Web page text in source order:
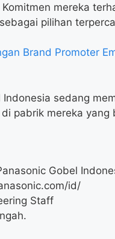
mereka
pilihan
Brand Promoter
Indonesia sedang
pabrik mereka
Gobel
id/
Staff